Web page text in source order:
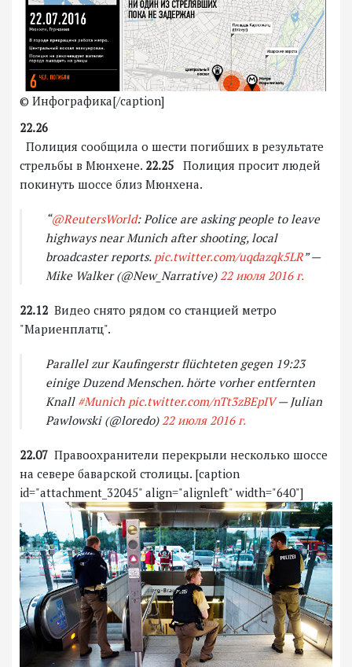
© Инфографика[/caption]
22.26
Полиция сообщила о шести погибших в результате
стрельбы в Мюнхене. 22.25 Полиция просит людей
покинуть шоссе близ Мюнхена.
“@ReutersWorld: Police are asking people to leave
highways near Munich after shooting, local
broadcaster reports. pic.twitter.com/uqdazqk5LR” —
Mike Walker (@New_Narrative) 22 июля 2016 г.
22.12 Видео снято рядом со станцией метро
"Мариенплатц".
Parallel zur Kaufingerstr flüchteten gegen 19:23
einige Duzend Menschen. hörte vorher entfernten
Knall #Munich pic.twitter.com/nTt3zBEpIV— Julian
Pawlowski (@loredo) 22 июля 2016 г.
22.07 Правоохранители перекрыли несколько шоссе
на севере баварской столицы. [caption
id="attachment_32045" align="alignleft" width="640"]